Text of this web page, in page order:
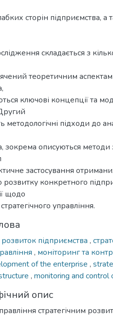
сторін підприємства,
складається з
теоретичним аспектам
ключові концепції та
методологічні підходи до
зокрема описуються
застосування
розвитку конкретного
щодо
управління.
розвиток підприємства ,
, моніторинг та
of the enterprise ,
, monitoring and
опис
стратегічним